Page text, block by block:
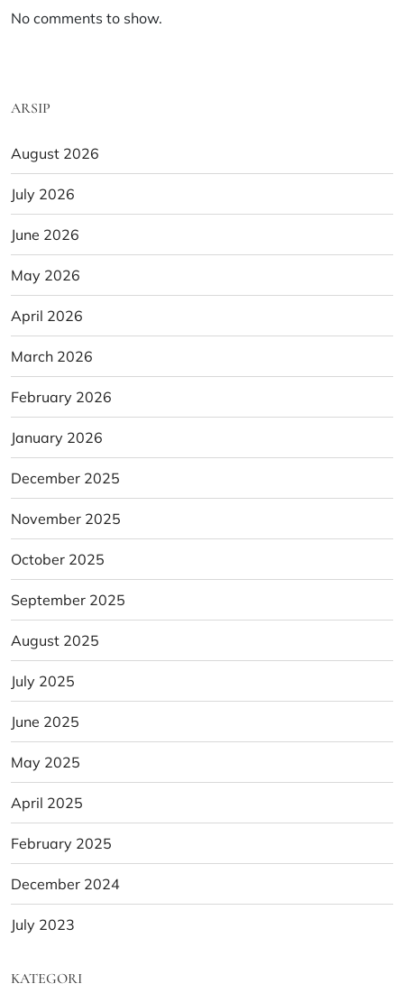
No comments to show.
ARSIP
August 2026
July 2026
June 2026
May 2026
April 2026
March 2026
February 2026
January 2026
December 2025
November 2025
October 2025
September 2025
August 2025
July 2025
June 2025
May 2025
April 2025
February 2025
December 2024
July 2023
KATEGORI